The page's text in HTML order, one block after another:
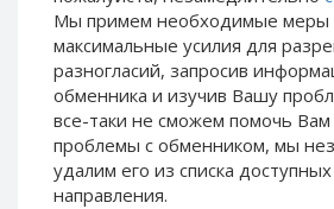
Мы примем необходимые меры
максимальные усилия для
разногласий, запросив
обменника и изучив Вашу
все-таки не сможем помочь
проблемы c обменником, мы
удалим его из списка
направления.
Neteller EUR
Neteller INR
Neteller PLN
Neteller GBP
Neteller NOK
Neteller SEK